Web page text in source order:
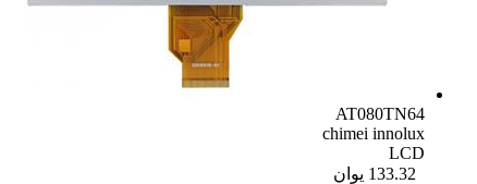
AT080TN64
chimei innolux
LCD
133.32 یوان